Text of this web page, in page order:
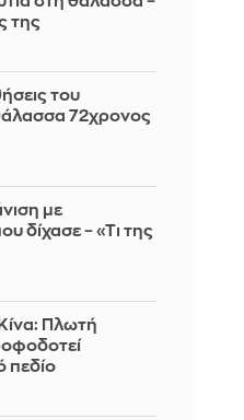
της
του
72χρονος
με
δίχασε – «Τι της
Πλωτή
πεδίο